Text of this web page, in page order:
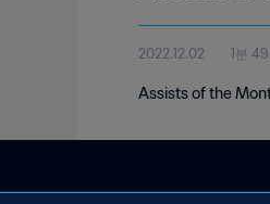
2022.12.02 1분 49
Assists of the